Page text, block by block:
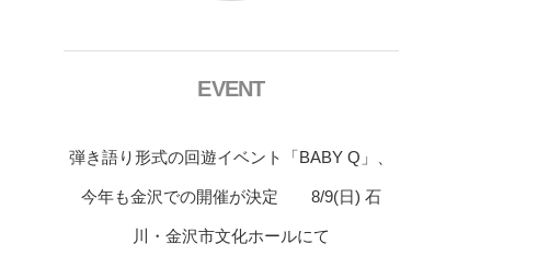
EVENT
弾き語り形式の回遊イベント「BABY Q」、
今年も金沢での開催が決定 8/9(日) 石
川・金沢市文化ホールにて